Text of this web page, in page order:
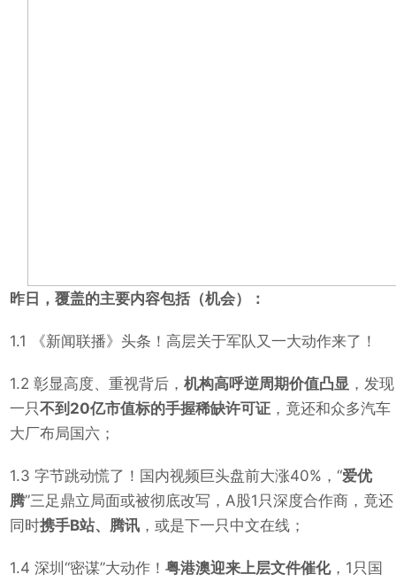
昨日，覆盖的主要内容包括（机会）：
1.1 《新闻联播》头条！高层关于军队又一大动作来了！
1.2 彰显高度、重视背后，机构高呼逆周期价值凸显 ，发现
一只不到20亿市值标的手握稀缺许可证 ，竟还和众多汽车
大厂布局国六；
1.3 字节跳动慌了！国内视频巨头盘前大涨40%，“爱优
腾”三足鼎立局面或被彻底改写，A股1只深度合作商，竟还
同时携手B站、腾讯 ，或是下一只中文在线；
1.4 深圳“密谋”大动作！粤港澳迎来上层文件催化，1只国